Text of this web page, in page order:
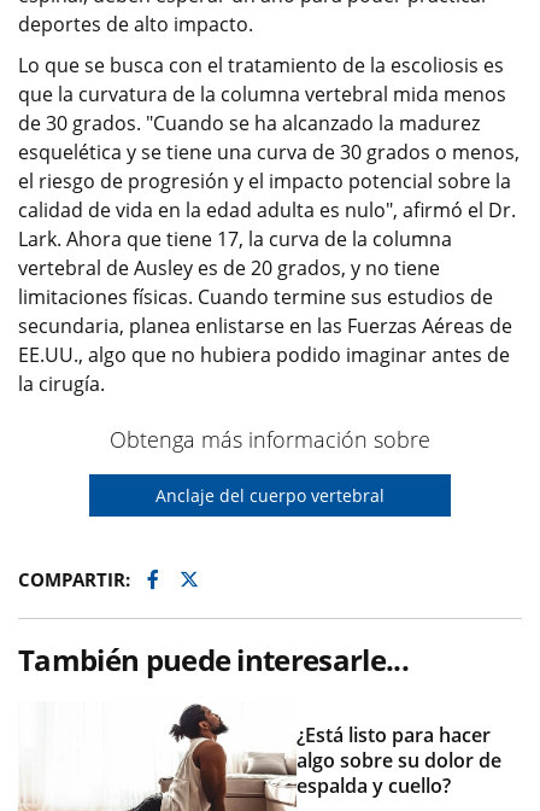
deportes de alto impacto.
Lo que se busca con el tratamiento de la escoliosis es
que la curvatura de la columna vertebral mida menos
de 30 grados. "Cuando se ha alcanzado la madurez
esquelética y se tiene una curva de 30 grados o menos,
el riesgo de progresión y el impacto potencial sobre la
calidad de vida en la edad adulta es nulo", afirmó el Dr.
Lark. Ahora que tiene 17, la curva de la columna
vertebral de Ausley es de 20 grados, y no tiene
limitaciones físicas. Cuando termine sus estudios de
secundaria, planea enlistarse en las Fuerzas Aéreas de
EE.UU., algo que no hubiera podido imaginar antes de
la cirugía.
Obtenga más información sobre
Anclaje del cuerpo vertebral
COMPARTIR: Facebook
Twitter
También puede interesarle...
¿Está listo para hacer
algo sobre su dolor de
espalda y cuello?